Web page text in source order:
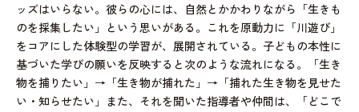
ッズはいらない。彼らの心には、自然とかかわりながら「生きも
のを採集したい」という思いがある。これを原動力に「川遊び」
をコアにした体験型の学習が、展開されている。子どもの本性に
基づいた学びの願いを反映すると次のような流れになる。「生き
物を捕りたい」→「生き物が捕れた」→「捕れた生き物を見せた
い・知らせたい」また、それを聞いた指導者や仲間は、「どこで